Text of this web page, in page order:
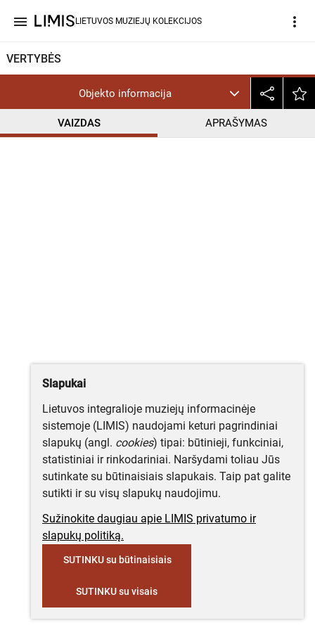
menu LIETUVOS MUZIEJŲ KOLEKCIJOS more_vert
VERTYBĖS
Objekto informacija
VAIZDAS APRAŠYMAS
Slapukai
Lietuvos integralioje muziejų informacinėje
sistemoje (LIMIS) naudojami keturi pagrindiniai
slapukų (angl. cookies) tipai: būtinieji, funkciniai,
statistiniai ir rinkodariniai. Naršydami toliau Jūs
sutinkate su būtinaisiais slapukais. Taip pat galite
sutikti ir su visų slapukų naudojimu.
Sužinokite daugiau apie LIMIS privatumo ir
slapukų politiką.
SUTINKU su būtinaisiais
SUTINKU su visais